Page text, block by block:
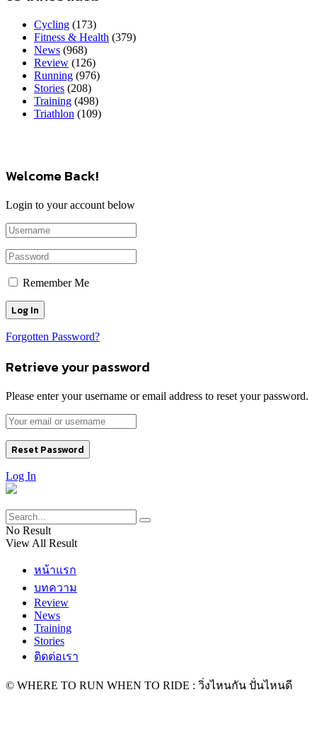
Cycling (173)
Fitness & Health (379)
News (968)
Review (126)
Running (976)
Stories (208)
Training (498)
Triathlon (109)
Welcome Back!
Login to your account below
Remember Me
Forgotten Password?
Retrieve your password
Please enter your username or email address to reset your password.
Log In
No Result
View All Result
หน้าแรก
บทความ
Review
News
Training
Stories
ติดต่อเรา
© WHERE TO RUN WHEN TO RIDE : วิ่งไหนกัน ปั่นไหนดี